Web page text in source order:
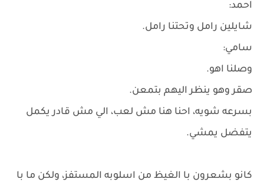
احمد:
شايلين رامل وتحتنا رامل.
سامي:
وصلنا اهو.
صقر وهو ينظر اليهم بتمعن.
بسرعه شويه، احنا هنا مش لعب، الي مش قادر يكمل
يتفضل يمشي.
كانو بشعرون با الغيظ من اسلوبه المستفز، ولكن ما با